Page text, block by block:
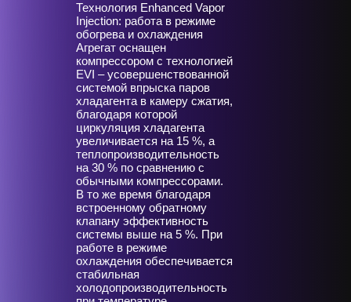
Технология Enhanced Vapor
Injection: работа в режиме
обогрева и охлаждения
Агрегат оснащен
компрессором с технологией
EVI – усовершенствованной
системой впрыска паров
хладагента в камеру сжатия,
благодаря которой
циркуляция хладагента
увеличивается на 15 %, а
теплопроизводительность
на 30 % по сравнению с
обычными компрессорами.
В то же время благодаря
встроенному обратному
клапану эффективность
системы выше на 5 %. При
работе в режиме
охлаждения обеспечивается
стабильная
холодопроизводительность